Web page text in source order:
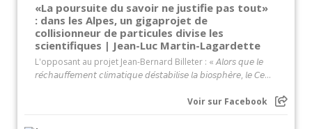
«La poursuite du savoir ne justifie pas tout»
: dans les Alpes, un gigaprojet de
collisionneur de particules divise les
scientifiques | Jean-Luc Martin-Lagardette
L'opposant au projet Jean-Bernard Billeter : « 𝘈𝘭𝘰𝘳𝘴 𝘲𝘶𝘦 𝘭𝘦
𝘳𝘦́𝘤𝘩𝘢𝘶𝘧𝘧𝘦𝘮𝘦𝘯𝘵 𝘤𝘭𝘪𝘮𝘢𝘵𝘪𝘲𝘶𝘦 𝘥𝘦́𝘴𝘵𝘢𝘣𝘪𝘭𝘪𝘴𝘦 𝘭𝘢 𝘣𝘪𝘰𝘴𝘱𝘩𝘦̀𝘳𝘦, 𝘭𝘦 𝘊𝘦...
Voir sur Facebook